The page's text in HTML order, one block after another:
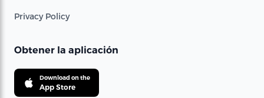
Privacy Policy
Obtener la aplicación
Download on the
App Store